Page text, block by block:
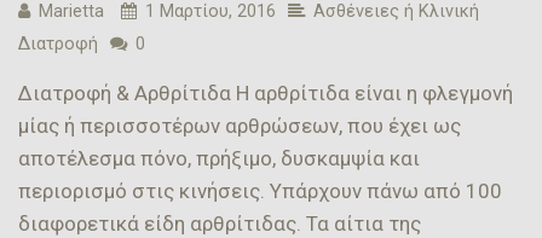
Marietta 1 Μαρτίου, 2016
Ασθένειες ή Κλινική
Διατροφή
0
Διατροφή & Αρθρίτιδα Η αρθρίτιδα είναι η φλεγμονή
μίας ή περισσοτέρων αρθρώσεων, που έχει ως
αποτέλεσμα πόνο, πρήξιμο, δυσκαμψία και
περιορισμό στις κινήσεις. Υπάρχουν πάνω από 100
διαφορετικά είδη αρθρίτιδας. Τα αίτια της